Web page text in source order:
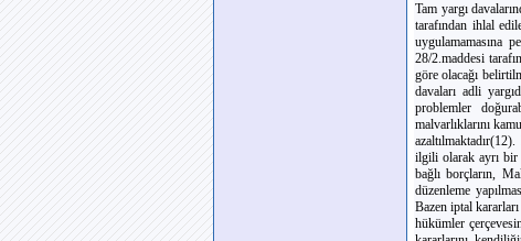
Tam yargı
tarafından ihlal
uygulamamasına
28/2.maddesi
göre olacağı
davaları adli
problemler
malvarlıklarını
ilgili olarak ayrı bir
bağlı borçların,
düzenleme
Bazen iptal
hükümler